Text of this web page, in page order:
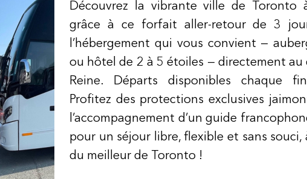
Découvrez la vibrante ville de Toronto
grâce à ce forfait aller-retour de 3
l’hébergement qui vous convient —
ou hôtel de 2 à 5 étoiles — directement
Reine. Départs disponibles chaque
Profitez des protections exclusives
l’accompagnement d’un guide
pour un séjour libre, flexible et sans souci,
du meilleur de Toronto !